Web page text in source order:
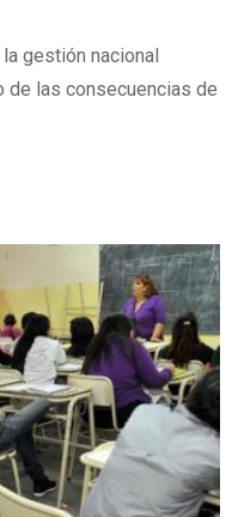
gestión nacional
de las consecuencias de